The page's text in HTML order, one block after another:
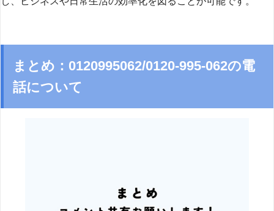
まとめ：0120995062/0120-995-062の電
話について